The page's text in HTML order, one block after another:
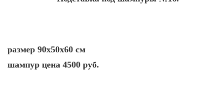
размер 90х50х60 см
шампур цена 4500 руб.